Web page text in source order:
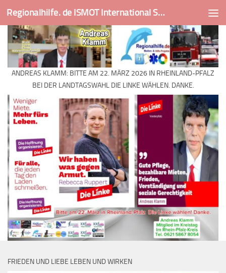
Skip to content Regionalhilfe. de ISMOT International Social And Medical Outreach Team
ANDREAS KLAMM: BITTE AM 22. MÄRZ 2026 IN RHEINLAND-PFALZ
BEI DER LANDTAGSWAHL DIE LINKE WÄHLEN. DANKE.
FRIEDEN UND LIEBE LEBEN UND WIRKEN